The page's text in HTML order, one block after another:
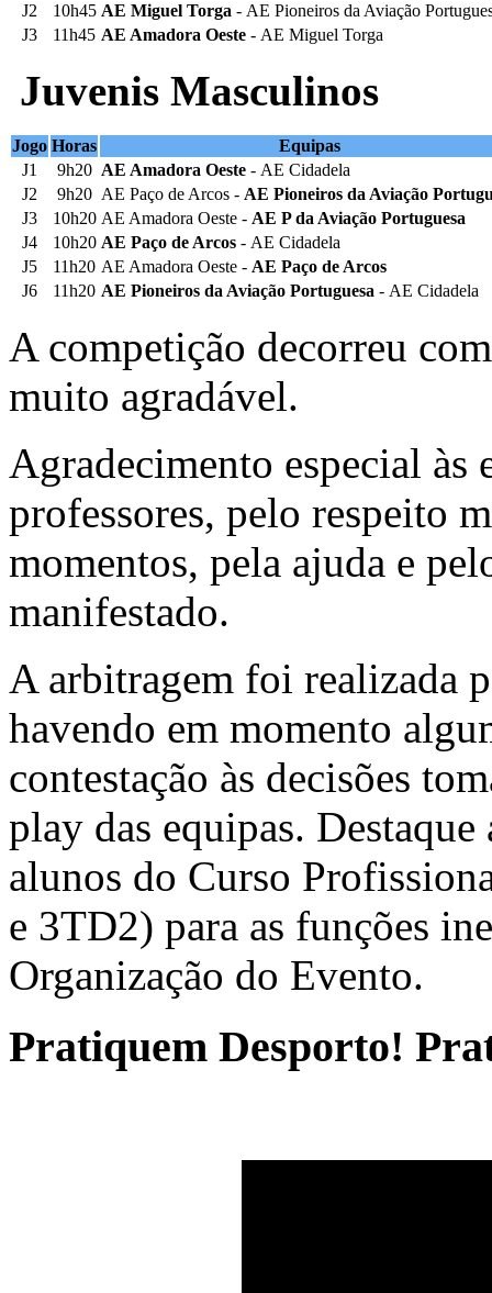
J2
10h45 AE Miguel Torga - AE Pioneiros da Aviação
J3
11h45 AE Amadora Oeste - AE Miguel Torga
Juvenis Masculinos
Jogo Horas
Equipas
J1
9h20 AE Amadora Oeste - AE Cidadela
J2
9h20 AE Paço de Arcos - AE Pioneiros da Aviação
J3
10h20 AE Amadora Oeste - AE P da Aviação Portuguesa
J4
10h20 AE Paço de Arcos - AE Cidadela
J5
11h20 AE Amadora Oeste - AE Paço de Arcos
J6
11h20 AE Pioneiros da Aviação Portuguesa - AE Cidadela
A competição decorreu
muito agradável.
Agradecimento especial às
professores, pelo respeito
momentos, pela ajuda e
manifestado.
A arbitragem foi realizada
havendo em momento
contestação às decisões
play das equipas.
alunos do Curso
e 3TD2) para as funções
Organização do Evento.
Pratiquem Desporto!